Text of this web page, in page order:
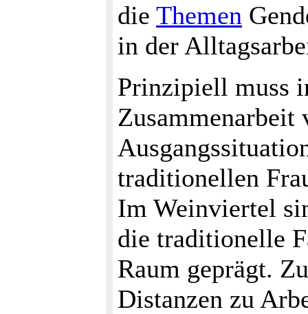
die Themen
in der
Prinzipiell muss
Zusammenarbeit
traditionellen
Im Weinviertel
die traditionelle
Raum geprägt.
Distanzen zu